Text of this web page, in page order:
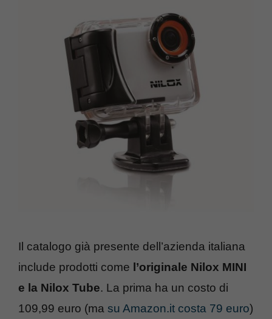
Il catalogo già presente dell’azienda italiana
include prodotti come l’originale Nilox MINI
e la Nilox Tube. La prima ha un costo di
109,99 euro (ma su Amazon.it costa 79 euro)